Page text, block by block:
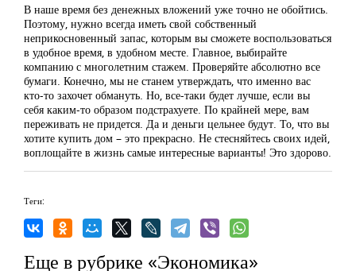
В наше время без денежных вложений уже точно не обойтись.
Поэтому, нужно всегда иметь свой собственный
неприкосновенный запас, которым вы сможете воспользоваться
в удобное время, в удобном месте. Главное, выбирайте
компанию с многолетним стажем. Проверяйте абсолютно все
бумаги. Конечно, мы не станем утверждать, что именно вас
кто-то захочет обмануть. Но, все-таки будет лучше, если вы
себя каким-то образом подстрахуете. По крайней мере, вам
переживать не придется. Да и деньги цельнее будут. То, что вы
хотите купить дом – это прекрасно. Не стесняйтесь своих идей,
воплощайте в жизнь самые интересные варианты! Это здорово.
Теги:
Еще в рубрике «Экономика»